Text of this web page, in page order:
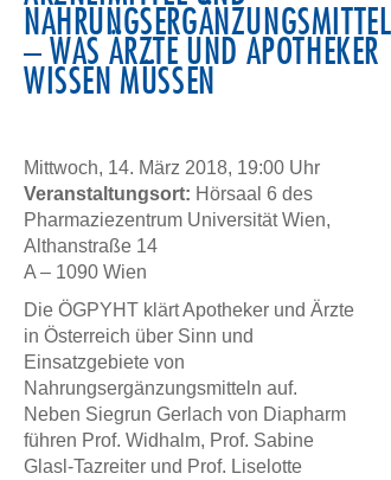
NAHRUNGSERGÄNZUNGSMITTEL
– WAS ÄRZTE UND APOTHEKER
WISSEN MÜSSEN
Mittwoch, 14. März 2018, 19:00 Uhr
Veranstaltungsort: Hörsaal 6 des
Pharmaziezentrum Universität Wien,
Althanstraße 14
A – 1090 Wien
Die ÖGPYHT klärt Apotheker und Ärzte
in Österreich über Sinn und
Einsatzgebiete von
Nahrungsergänzungsmitteln auf.
Neben Siegrun Gerlach von Diapharm
führen Prof. Widhalm, Prof. Sabine
Glasl-Tazreiter und Prof. Liselotte